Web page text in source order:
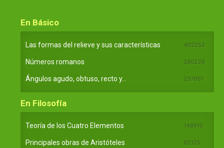
En Básico
Las formas del relieve y sus características 402252
Números romanos 260229
Ángulos agudo, obtuso, recto y... 257661
En Filosofía
Teoría de los Cuatro Elementos 149910
Principales obras de Aristóteles 82125